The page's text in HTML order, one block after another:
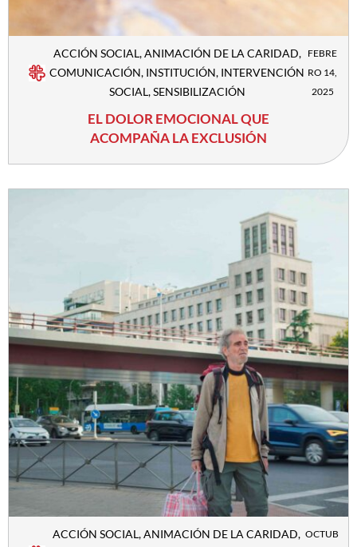
ACCIÓN SOCIAL,ANIMACIÓN DE LA CARIDAD,
COMUNICACIÓN, INSTITUCIÓN, INTERVENCIÓN
SOCIAL,SENSIBILIZACIÓN
FEBRE
RO 14,
2025
EL DOLOR EMOCIONAL QUE
ACOMPAÑA LA EXCLUSIÓN
ACCIÓN SOCIAL,ANIMACIÓN DE LA CARIDAD, OCTUB